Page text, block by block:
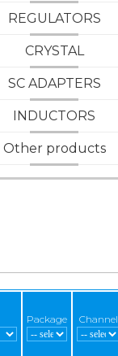
REGULATORS
CRYSTAL
SC ADAPTERS
INDUCTORS
Other products
Package Channel